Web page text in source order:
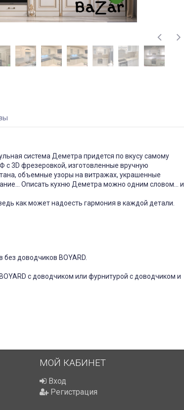
система Деметра придется по вкусу самому
3D фрезеровкой, изготовленные вручную
объемные узоры на витражах, украшенные
Описать кухню Деметра можно одним словом… и
как может надоесть гармония в каждой детали.
доводчиков BOYARD.
с доводчиком или фурнитурой с доводчиком и
МОЙ КАБИНЕТ
Вход
Регистрация